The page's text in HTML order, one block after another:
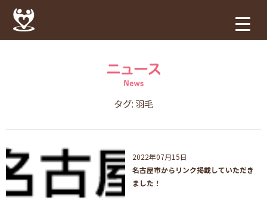
タグ:羽毛
2022年07月15日
名古屋市からリンク掲載していただき
ました！